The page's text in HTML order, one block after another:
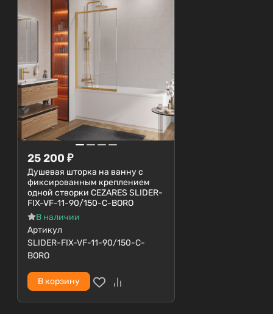
непосредственно к столешнице, что делает
установку простой и удобной. С габаритами 41
см в ширину и 14 см в высоту, модель отлично
впишется в любую ванную комнату, обеспечивая
достаточно места для комфортного пользования.
Выбор накладной раковины BelBagno BB1315-
H301 — это сочетание стиля, качества и
практичности. Создайте уникальный интерьер с
помощью этой стильной сантехники!
25 200 ₽
Душевая шторка на ванну с
фиксированным креплением
одной створки CEZARES SLIDER-
FIX-VF-11-90/150-C-BORO
В наличии
Артикул
SLIDER-FIX-VF-11-90/150-C-
BORO
В корзину